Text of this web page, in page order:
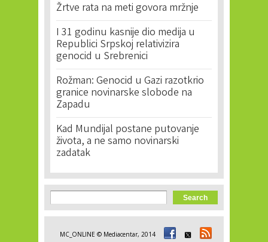
Žrtve rata na meti govora mržnje
I 31 godinu kasnije dio medija u
Republici Srpskoj relativizira
genocid u Srebrenici
Rožman: Genocid u Gazi razotkrio
granice novinarske slobode na
Zapadu
Kad Mundijal postane putovanje
života, a ne samo novinarski
zadatak
Search form
Search
MC_ONLINE © Mediacentar, 2014